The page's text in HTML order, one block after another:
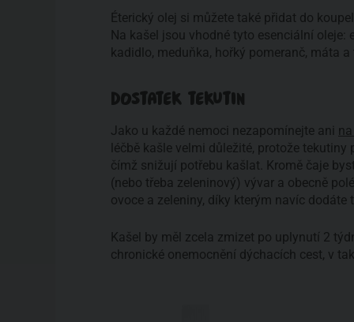
Éterický olej si můžete také přidat do
Na kašel jsou vhodné tyto esenciální oleje:
kadidlo, meduňka, hořký pomeranč, máta a
DOSTATEK TEKUTIN
Jako u každé nemoci nezapomínejte ani
léčbě kašle velmi důležité, protože
čímž snižují potřebu kašlat. Kromě čaje
(nebo třeba zeleninový) vývar a obecně
ovoce a zeleniny, díky kterým navíc dodáte
Kašel by měl zcela zmizet po uplynutí 2
chronické onemocnění dýchacích cest, v